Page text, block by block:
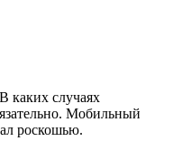
каких случаях
Мобильный
роскошью.